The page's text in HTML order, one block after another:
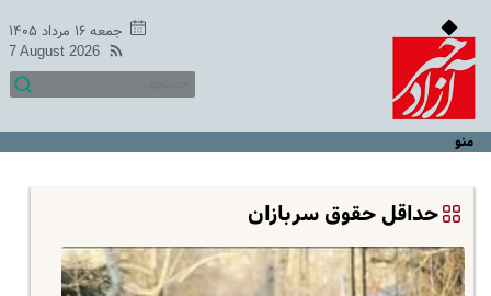
جمعه ۱۶ مرداد ۱۴۰۵
7 August 2026
منو
حداقل حقوق سربازان